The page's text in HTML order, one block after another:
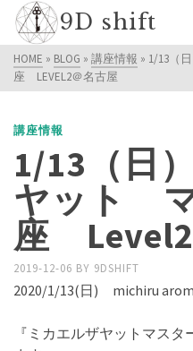
9D shift
HOME » BLOG » 講座情報 » 1/13（
座 LEVEL2＠名古屋
講座情報
1/13（日
ヤット
座
2019-12-06 BY 9DSHIFT
2020/1/13(日) michiru
『ミカエルザヤットマス